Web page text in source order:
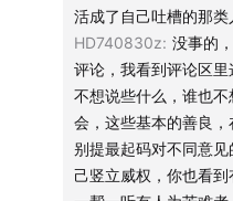
活成了自己吐槽的那类
HD740830z: 没事的
评论，我看到评论区
不想说些什么，谁也
会，这些基本的善良
别提最起码对不同意
己竖立威权，你也看